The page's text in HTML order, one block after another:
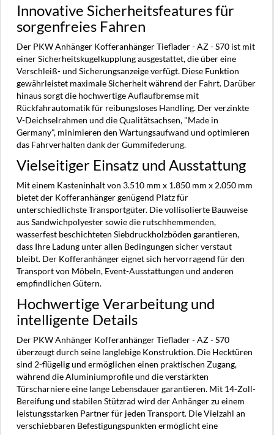
Innovative Sicherheitsfeatures für
sorgenfreies Fahren
Der PKW Anhänger Kofferanhänger Tieflader - AZ - S70 ist mit
einer Sicherheitskugelkupplung ausgestattet, die über eine
Verschleiß- und Sicherungsanzeige verfügt. Diese Funktion
gewährleistet maximale Sicherheit während der Fahrt. Darüber
hinaus sorgt die hochwertige Auflaufbremse mit
Rückfahrautomatik für reibungsloses Handling. Der verzinkte
V-Deichselrahmen und die Qualitätsachsen, "Made in
Germany", minimieren den Wartungsaufwand und optimieren
das Fahrverhalten dank der Gummifederung.
Vielseitiger Einsatz und Ausstattung
Mit einem Kasteninhalt von 3.510 mm x 1.850 mm x 2.050 mm
bietet der Kofferanhänger genügend Platz für
unterschiedlichste Transportgüter. Die vollisolierte Bauweise
aus Sandwichpolyester sowie die rutschhemmenden,
wasserfest beschichteten Siebdruckholzböden garantieren,
dass Ihre Ladung unter allen Bedingungen sicher verstaut
bleibt. Der Kofferanhänger eignet sich hervorragend für den
Transport von Möbeln, Event-Ausstattungen und anderen
empfindlichen Gütern.
Hochwertige Verarbeitung und
intelligente Details
Der PKW Anhänger Kofferanhänger Tieflader - AZ - S70
überzeugt durch seine langlebige Konstruktion. Die Hecktüren
sind 2-flügelig und ermöglichen einen praktischen Zugang,
während die Aluminiumprofile und die verstärkten
Türscharniere eine lange Lebensdauer garantieren. Mit 14-Zoll-
Bereifung und stabilen Stützrad wird der Anhänger zu einem
leistungsstarken Partner für jeden Transport. Die Vielzahl an
verschiebbaren Befestigungspunkten ermöglicht eine